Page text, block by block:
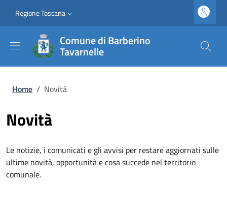
Slim top
Regione Toscana
Comune di Barberino
Tavarnelle
Briciole di pane
Home / Novità
Novità
Le notizie, i comunicati e gli avvisi per restare aggiornati sulle
ultime novità, opportunità e cosa succede nel territorio
comunale.